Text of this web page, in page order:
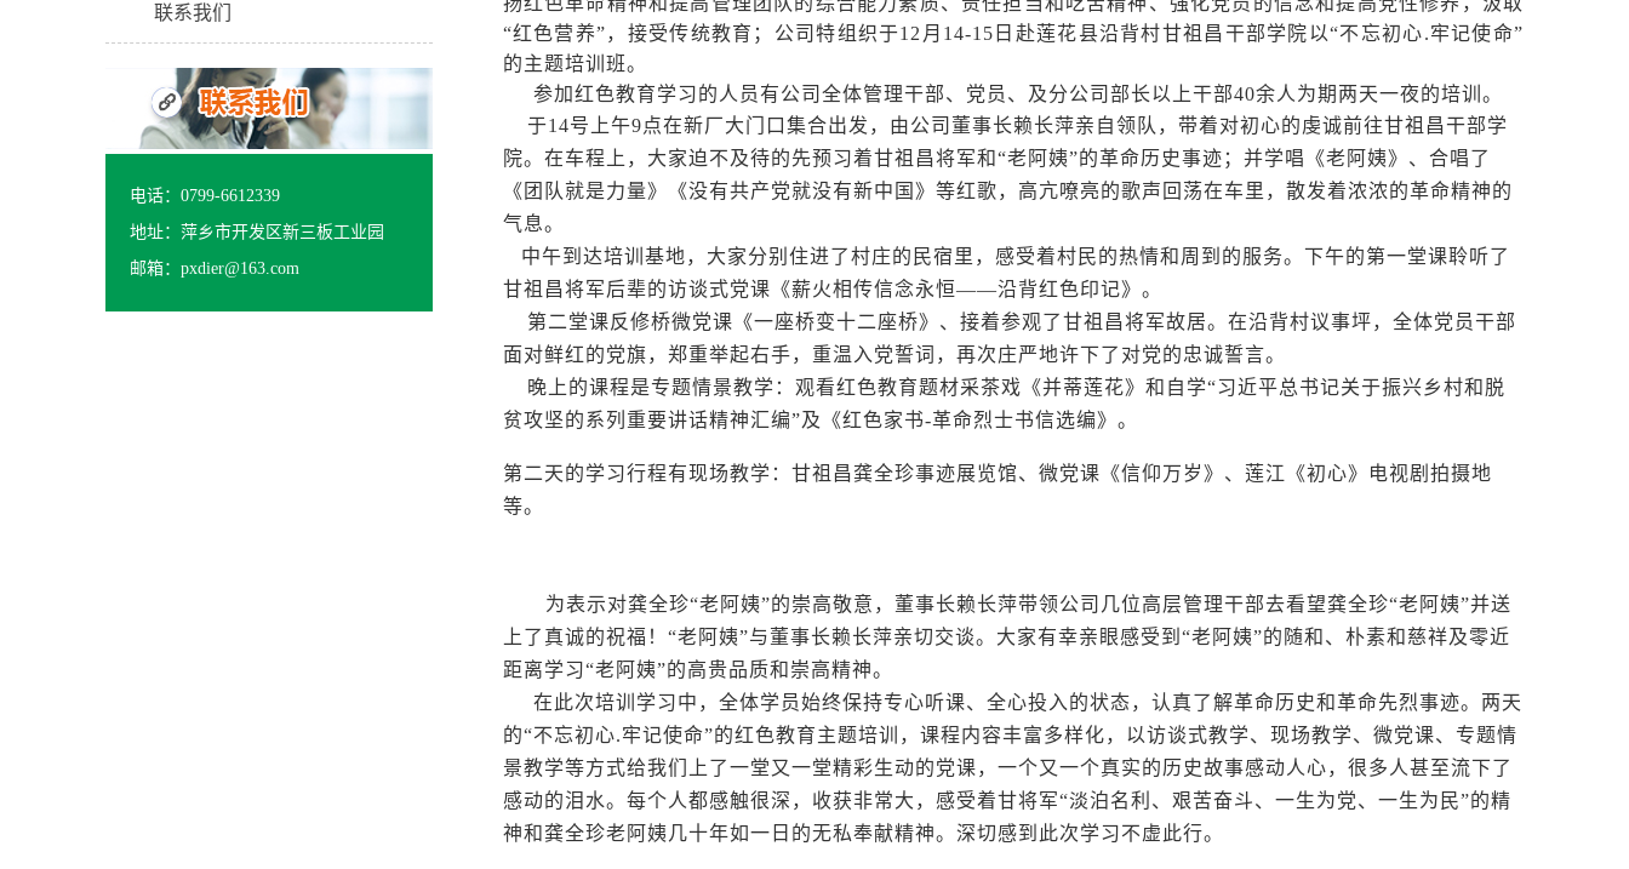
联系我们
电话：0799-6612339
地址：萍乡市开发区新三板工业园
邮箱：pxdier@163.com
“红色营养”，接受传统教育；公司特组织于12月14-15日 赴莲花县沿背村甘祖昌干部学院以“不忘初心.牢记使命”
的主题培训班。
参加红色教育学习的人员有公司全体管理干部、党员、及分公司部长以上干部40余人为期两天一夜的培训。
于14号上午9点在新厂大门口集合出发，由公司董事长赖长萍亲自领队， 带着对初心的虔诚前往甘祖昌干部学
院。在车程上，大家迫不及待的先预习着甘祖昌将军和“老阿姨”的革命历史事迹；并学唱《老阿姨》、合唱了
《团队就是力量》《没有共产党就没有新中国》等红歌，高亢嘹亮的歌声回荡在车里，散发着浓浓的革命精神的
气息。
中午到达培训基地，大家分别住进了村庄的民宿里，感受着村民的热情和周到的服务。下午的第一堂课聆听了
甘祖昌将军后辈的访谈式党课《薪火相传信念永恒——沿背红色印记》。
第二堂课反修桥微党课《一座桥变十二座桥》、接着参观了甘祖昌将军故居。在沿背村议事坪，全体党员干部
面对鲜红的党旗，郑重举起右手，重温入党誓词，再次庄严地许下了对党的忠诚誓言。
晚上的课程是专题情景教学：观看红色教育题材采茶戏《并蒂莲花》和自学“习近平总书记关于振兴乡村和脱
贫攻坚的系列重要讲话精神汇编”及《红色家书-革命烈士书信选编》。
第二天的学习行程有现场教学：甘祖昌龚全珍事迹展览馆、微党课《信仰万岁》、莲江《初心》电视剧拍摄地
等。
为表示对龚全珍“老阿姨”的崇高敬意， 董事长赖长萍带领公司几位高层管理干部去看望龚全珍“老阿姨”并送
上了真诚的祝福！“老阿姨”与董事长赖长萍亲切交谈。大家有幸亲眼感受到“老阿姨”的随和、朴素和慈祥及零近
距离学习“老阿姨”的高贵品质和崇高精神。
在此次培训学习中，全体学员始终保持专心听课、全心投入的状态，认真了解革命历史和革命先烈事迹。两天
的“不忘初心.牢记使命”的红色教育主题培训，课程内容丰富多样化，以访谈式教学、现场教学、微党课、专题情
景教学等方式给我们上了一堂又一堂精彩生动的党课，一个又一个真实的历史故事感动人心，很多人甚至流下了
感动的泪水。每个人都感触很深，收获非常大，感受着甘将军“淡泊名利、艰苦奋斗、一生为党、一生为民”的精
神和龚全珍老阿姨几十年如一日的无私奉献精神。深切感到此次学习不虚此行。